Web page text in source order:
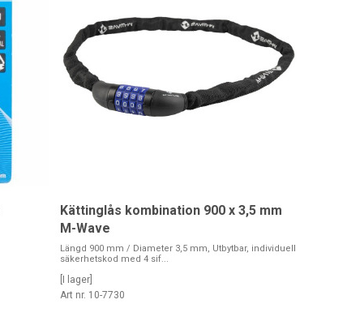
Kättinglås kombination 900 x 3,5 mm
M-Wave
Längd 900 mm / Diameter 3,5 mm, Utbytbar, individuell
säkerhetskod med 4 sif...
[I lager]
Art nr. 10-7730